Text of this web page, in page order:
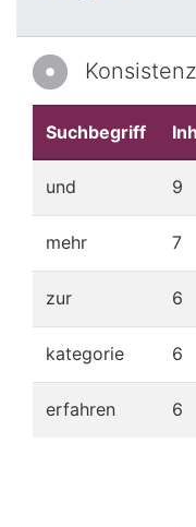
Suchbegriff
und 9
mehr 7
zur 6
kategorie 6
erfahren 6